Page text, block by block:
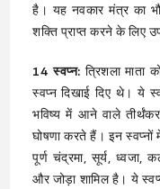
है। यह नवकार मंत्र का
शक्ति प्राप्त करने के लिए
14 स्वप्न: त्रिशला
स्वप्न दिखाई दिए थे। ये
भविष्य में आने वाले
घोषणा करते हैं। इन स्वप्नों
पूर्ण चंद्रमा, सूर्य, ध्वजा,
और जोड़ा शामिल है। ये